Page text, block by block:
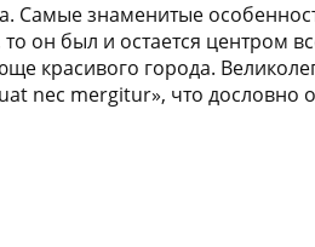
Самые знаменитые
он был и остается центром
красивого города.
nec mergitur», что дословно